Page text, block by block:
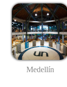
Medellín